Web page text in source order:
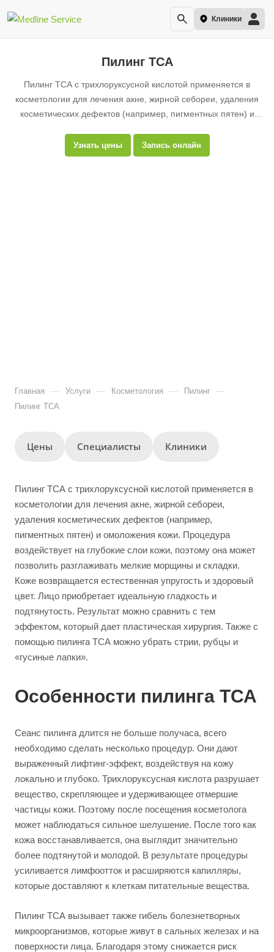
Клиники
Пилинг ТСА
Пилинг ТСА с трихлоруксусной кислотой применяется в
косметологии для лечения акне, жирной себореи, удаления
косметических дефектов (например, пигментных пятен) и
Узнать цены Запись онлайн
Главная — Услуги — Косметология — Пилинг —
Пилинг ТСА
Цены Специалисты Клиники
Пилинг ТСА с трихлоруксусной кислотой применяется в
косметологии для лечения акне, жирной себореи,
удаления косметических дефектов (например,
пигментных пятен) и омоложения кожи. Процедура
воздействует на глубокие слои кожи, поэтому она может
позволить разглаживать мелкие морщины и складки.
Коже возвращается естественная упругость и здоровый
цвет. Лицо приобретает идеальную гладкость и
подтянутость. Результат можно сравнить с тем
эффектом, который дает пластическая хирургия. Также с
помощью пилинга ТСА можно убрать стрии, рубцы и
«гусиные лапки».
Особенности пилинга ТСА
Сеанс пилинга длится не больше получаса, всего
необходимо сделать несколько процедур. Они дают
выраженный лифтинг-эффект, воздействуя на кожу
локально и глубоко. Трихлоруксусная кислота разрушает
вещество, скрепляющее и удерживающее отмершие
частицы кожи. Поэтому после посещения косметолога
может наблюдаться сильное шелушение. После того как
кожа восстанавливается, она выглядит значительно
более подтянутой и молодой. В результате процедуры
усиливается лимфоотток и расширяются капилляры,
которые доставляют к клеткам питательные вещества.
Пилинг ТСА вызывает также гибель болезнетворных
микроорганизмов, которые живут в сальных железах и на
поверхности лица. Благодаря этому снижается риск